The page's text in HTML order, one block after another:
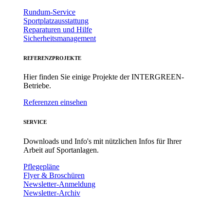
Rundum-Service
Sportplatzausstattung
Reparaturen und Hilfe
Sicherheitsmanagement
REFERENZPROJEKTE
Hier finden Sie einige Projekte der INTERGREEN-
Betriebe.
Referenzen einsehen
SERVICE
Downloads und Info's mit nützlichen Infos für Ihrer
Arbeit auf Sportanlagen.
Pflegepläne
Flyer & Broschüren
Newsletter-Anmeldung
Newsletter-Archiv